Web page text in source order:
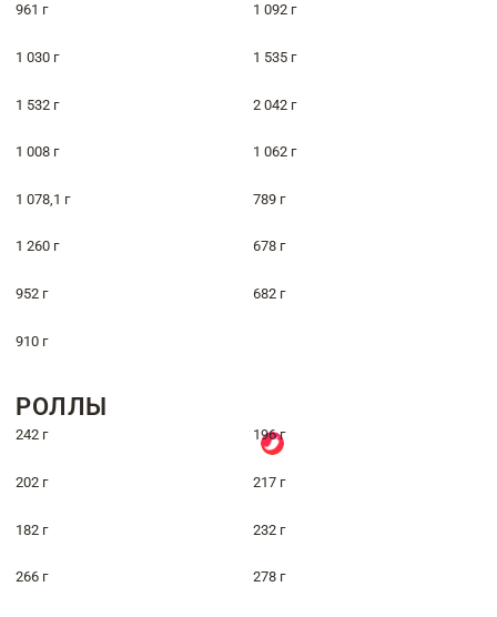
961 г 1 092 г
1 030 г 1 535 г
1 532 г 2 042 г
1 008 г 1 062 г
1 078,1 г 789 г
1 260 г 678 г
952 г 682 г
910 г
РОЛЛЫ
242 г 196 г
202 г 217 г
182 г 232 г
266 г 278 г